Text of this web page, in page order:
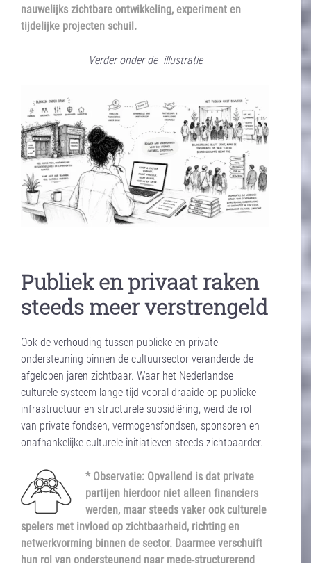
nauwelijks zichtbare ontwikkeling, experiment en
tijdelijke projecten schuil.
Verder onder de illustratie
Publiek en privaat raken
steeds meer verstrengeld
Ook de verhouding tussen publieke en private
ondersteuning binnen de cultuursector veranderde de
afgelopen jaren zichtbaar. Waar het Nederlandse
culturele systeem lange tijd vooral draaide op publieke
infrastructuur en structurele subsidiëring, werd de rol
van private fondsen, vermogensfondsen, sponsoren en
onafhankelijke culturele initiatieven steeds zichtbaarder.
* Observatie: Opvallend is dat private
partijen hierdoor niet alleen financiers
werden, maar steeds vaker ook culturele
spelers met invloed op zichtbaarheid, richting en
netwerkvorming binnen de sector. Daarmee verschuift
hun rol van ondersteunend naar mede-structurerend